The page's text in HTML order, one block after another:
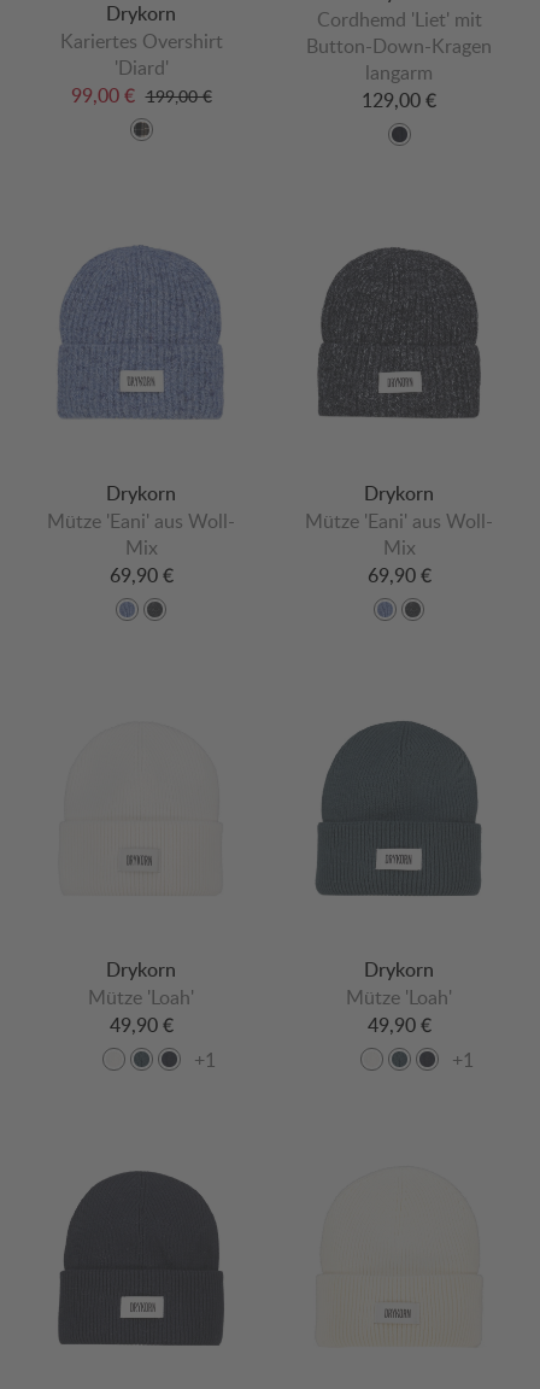
Drykorn
Kariertes Overshirt
'Diard'
99,00 € 199,00 €
Cordhemd 'Liet' mit
Button-Down-Kragen
langarm
129,00 €
Drykorn
Mütze 'Eani' aus Woll-
Mix
69,90 €
Drykorn
Mütze 'Eani' aus Woll-
Mix
69,90 €
Drykorn
Mütze 'Loah'
49,90 €
+1
Drykorn
Mütze 'Loah'
49,90 €
+1